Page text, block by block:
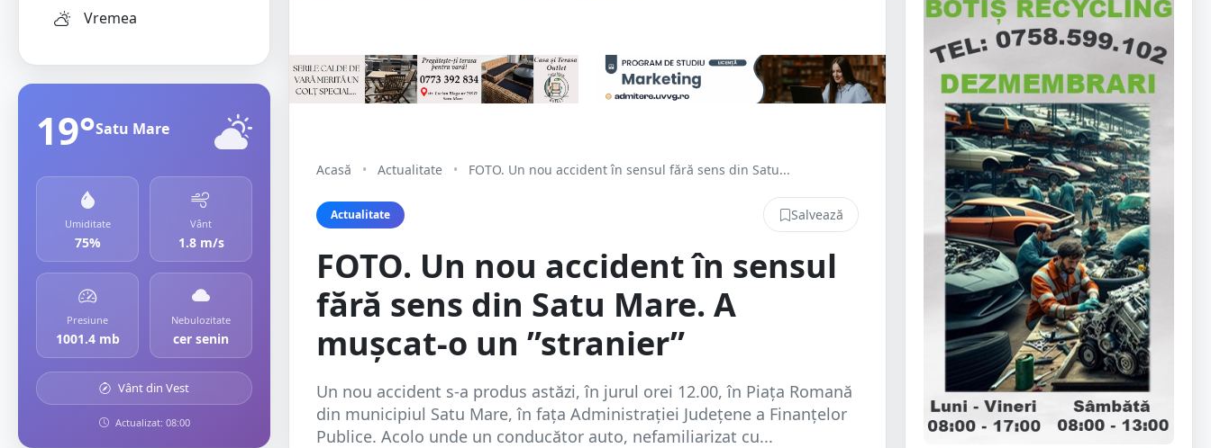
Vremea
19°Satu Mare
Umiditate
75%
Vânt
1.8 m/s
Presiune
1001.4 mb
Nebulozitate
cer senin
Vânt din Vest
Actualizat: 08:00
Acasă • Actualitate • FOTO. Un nou accident în sensul fără sens din Satu...
Actualitate Salvează
FOTO. Un nou accident în sensul
fără sens din Satu Mare. A
mușcat-o un ”stranier”
Un nou accident s-a produs astăzi, în jurul orei 12.00, în Piața Romană
din municipiul Satu Mare, în fața Administrației Județene a Finanțelor
Publice. Acolo unde un conducător auto, nefamiliarizat cu...